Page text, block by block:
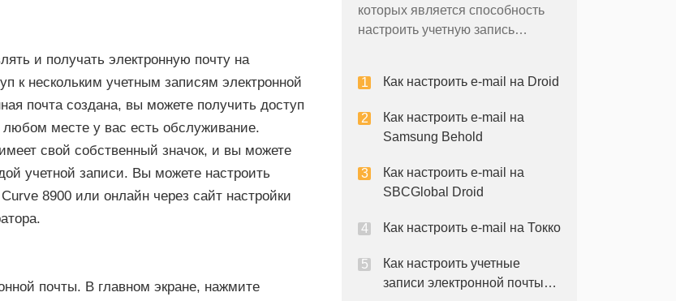
и получать электронную почту на
к нескольким учетным записям электронной
почта создана, вы можете получить доступ
любом месте у вас есть обслуживание.
свой собственный значок, и вы можете
учетной записи. Вы можете настроить
8900 или онлайн через сайт настройки
почты. В главном экране, нажмите
можете отправлять и получать
сообщ
которых является способность
настроить учетную запись
запись электронной почты
Например, ваш телефон будет
уведомлять вас о входящих
писем, и вы также можете легк
Как настроить e-mail на Droid
Как настроить e-mail на
Samsung Behold
Как настроить e-mail на
SBCGlobal Droid
Как настроить e-mail на Токко
Как настроить учетные
записи электронной почты